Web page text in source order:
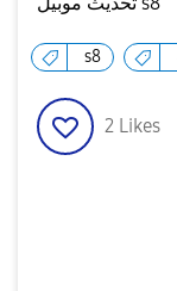
s8
2 Likes